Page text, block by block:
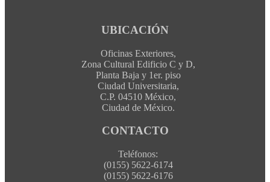
UBICACIÓN
Oficinas Exteriores,
Zona Cultural Edificio C y D,
Planta Baja y 1er. piso
Ciudad Universitaria,
C.P. 04510 México,
Ciudad de México.
CONTACTO
Teléfonos:
(0155) 5622-6174
(0155) 5622-6176